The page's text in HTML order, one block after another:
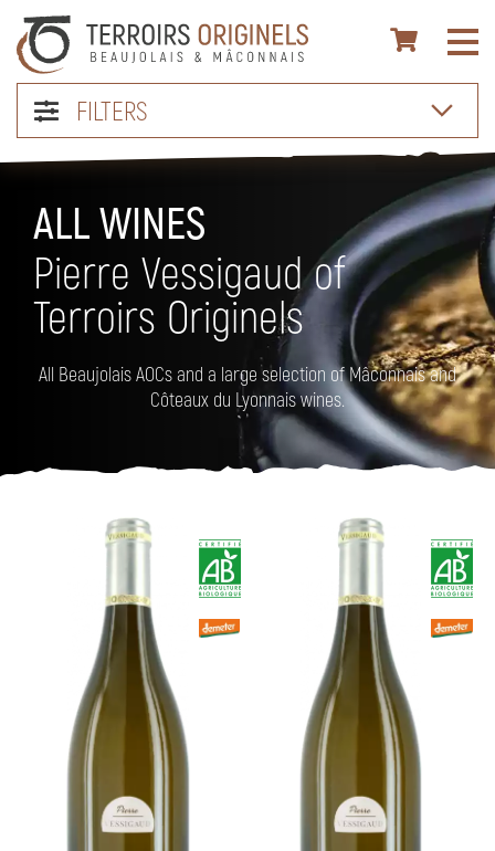
FILTERS
ALL WINES
Pierre Vessigaud of
Terroirs Originels
All Beaujolais AOCs and a large selection of Mâconnais and
Côteaux du Lyonnais wines.